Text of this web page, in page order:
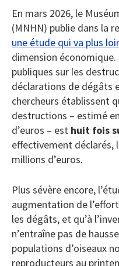
En mars 2026, le
(MNHN) publie dans la
une étude qui va plus
dimension économique.
publiques sur les
déclarations de dégâts
chercheurs établissent
destructions – estimé
d’euros – est huit fois
effectivement déclarés,
millions d’euros.
Plus sévère encore,
augmentation de
les dégâts, et qu’à
n’entraîne pas de
populations d’oiseaux
reproducteurs au